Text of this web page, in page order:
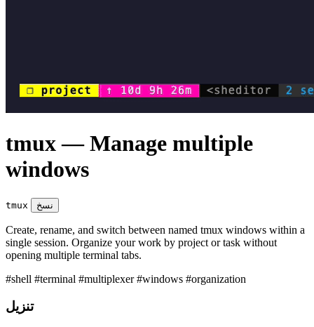
tmux — Manage multiple
windows
tmux نسخ
Create, rename, and switch between named tmux windows within a
single session. Organize your work by project or task without
opening multiple terminal tabs.
#shell #terminal #multiplexer#windows #organization
تنزيل